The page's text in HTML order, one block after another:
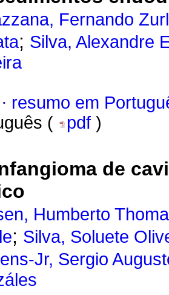
Fernando
; Silva, Alexandre
· resumo em
(
pdf )
de
Humberto
; Silva, Soluete
Jr, Sergio